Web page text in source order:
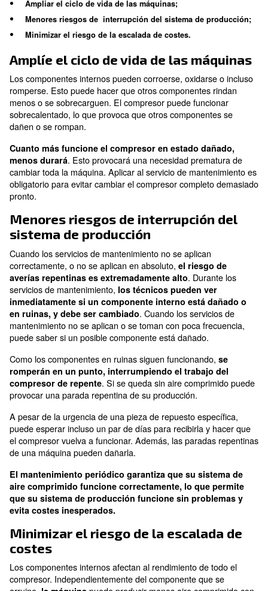
ideales para un único compresor, mientras que los
ECOntrol6 están diseñados para controlar más
mismo tiempo. Entre todas las funciones, los
proporcionan informes sobre consumos, así como
anomalías.
Efectos de los
mantenimiento
en los componentes
internos
Cada componente de un compresor de aire tiene
específica para hacer que la máquina funcione
Su estado también puede afectar al compresor, así
calidad del aire. La inspección periódica de los
cada compresor de aire puede tener varias ventajas.
principales son:
Ampliar el ciclo de vida de las máquinas;
Menores riesgos de
Minimizar el riesgo de la escalada de costes.
Amplíe el ciclo de vida de las
Los componentes internos pueden corroerse,
romperse. Esto puede hacer que otros componentes
menos o se sobrecarguen. El compresor puede
dañen o se rompan.
Cuanto más funcione el compresor en estado
cambiar toda la máquina. Aplicar al servicio de
obligatorio para evitar cambiar el compresor
pronto.